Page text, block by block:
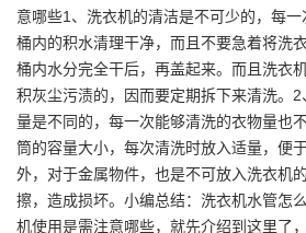
意哪些1、洗衣机的清洁是不可少的，每
桶内的积水清理干净，而且不要急着将洗
桶内水分完全干后，再盖起来。而且洗衣
积灰尘污渍的，因而要定期拆下来清洗。
量是不同的，每一次能够清洗的衣物量也
筒的容量大小，每次清洗时放入适量，便
外，对于金属物件，也是不可放入洗衣机
擦，造成损坏。小编总结：洗衣机水管怎
机使用是需注意哪些，就先介绍到这里了